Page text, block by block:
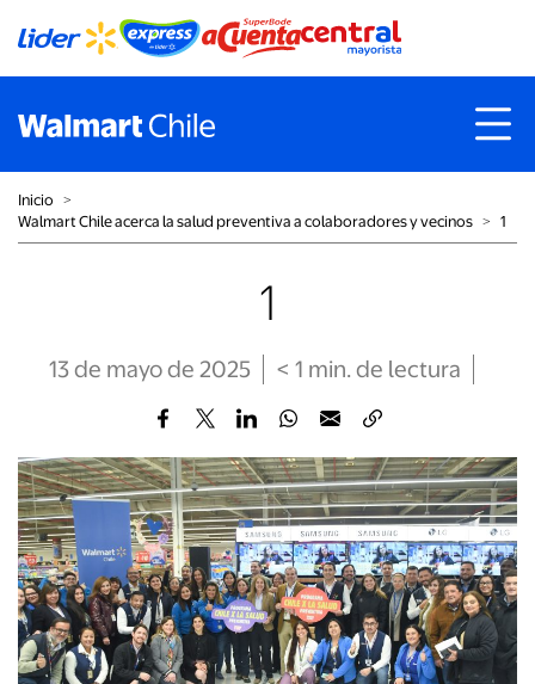
Inicio ˃
Walmart Chile acerca la salud preventiva a colaboradores y vecinos ˃ 1
1
13 de mayo de 2025 < 1 min. de lectura